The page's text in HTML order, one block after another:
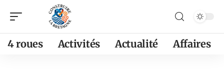
4 roues Activités Actualité Affaires